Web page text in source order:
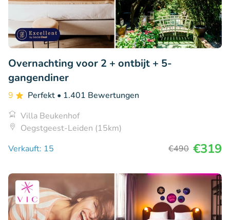
Overnachting voor 2 + ontbijt + 5-
gangendiner
9 Perfekt • 1.401 Bewertungen
Villa Beukenhof
Oegstgeest-Leiden (15km)
Verkauft: 15
€490 €319